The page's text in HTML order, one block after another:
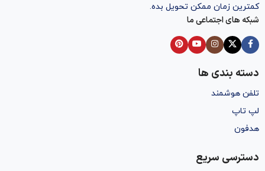
کمترین زمان ممکن تحویل بده.
شبکه های اجتماعی ما
دسته بندی ها
تلفن هوشمند
لپ تاپ
هدفون
دسترسی سریع